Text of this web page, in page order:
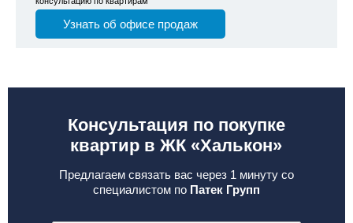
Узнать об офисе продаж
Консультация по покупке
квартир в ЖК «Халькон»
Предлагаем связать вас через 1 минуту со
специалистом по Патек Групп